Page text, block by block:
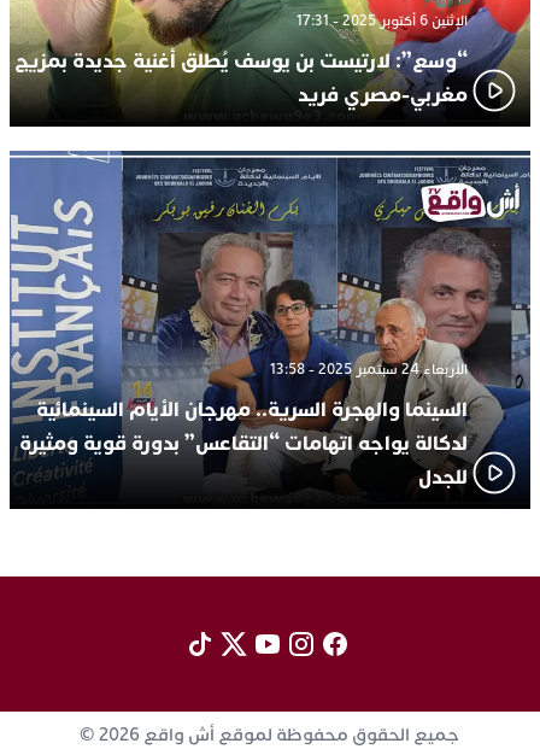
الإثنين 6 أكتوبر 2025 - 17:31
“وسع”: لارتيست بن يوسف يُطلق أغنية جديدة بمزيج
مغربي-مصري فريد
الأربعاء 24 سبتمبر 2025 - 13:58
السينما والهجرة السرية.. مهرجان الأيام السينمائية
لدكالة يواجه اتهامات “التقاعس” بدورة قوية ومثيرة
للجدل
جميع الحقوق محفوظة لموقع أش واقع 2026 ©